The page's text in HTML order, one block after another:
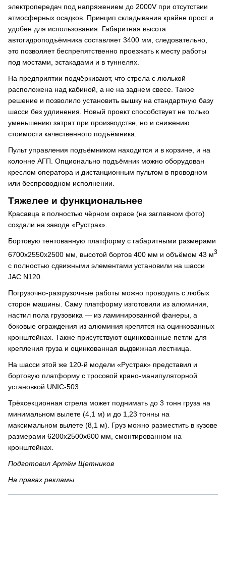
электропередач под напряжением до 2000V при отсутствии
атмосферных осадков. Принцип складывания крайне прост и
удобен для использования. Габаритная высота
автогидроподъёмника составляет 3400 мм, следовательно,
это позволяет беспрепятственно проезжать к месту работы
под мостами, эстакадами и в туннелях.
На предприятии подчёркивают, что стрела с люлькой
расположена над кабиной, а не на заднем свесе. Такое
решение и позволило установить вышку на стандартную базу
шасси без удлинения. Новый проект способствует не только
уменьшению затрат при производстве, но и снижению
стоимости качественного подъёмника.
Пульт управления подъёмником находится и в корзине, и на
колонне АГП. Опционально подъёмник можно оборудован
креслом оператора и дистанционным пультом в проводном
или беспроводном исполнении.
Тяжелее и функциональнее
Красавца в полностью чёрном окрасе (на заглавном фото)
создали на заводе «Рустрак».
Бортовую тентованную платформу с габаритными размерами
6700х2550х2500 мм, высотой бортов 400 мм и объёмом 43 м3
с полностью сдвижными элементами установили на шасси
JAC N120.
Погрузочно-разгрузочные работы можно проводить с любых
сторон машины. Саму платформу изготовили из алюминия,
настил пола грузовика — из ламинированной фанеры, а
боковые ограждения из алюминия крепятся на оцинкованных
кронштейнах. Также присутствуют оцинкованные петли для
крепления груза и оцинкованная выдвижная лестница.
На шасси этой же 120-й модели «Рустрак» представил и
бортовую платформу с тросовой крано-манипуляторной
установкой UNIC-503.
Трёхсекционная стрела может поднимать до 3 тонн груза на
минимальном вылете (4,1 м) и до 1,23 тонны на
максимальном вылете (8,1 м). Груз можно разместить в кузове
размерами 6200х2500х600 мм, смонтированном на
кронштейнах.
Подготовил Артём Щетников
На правах рекламы